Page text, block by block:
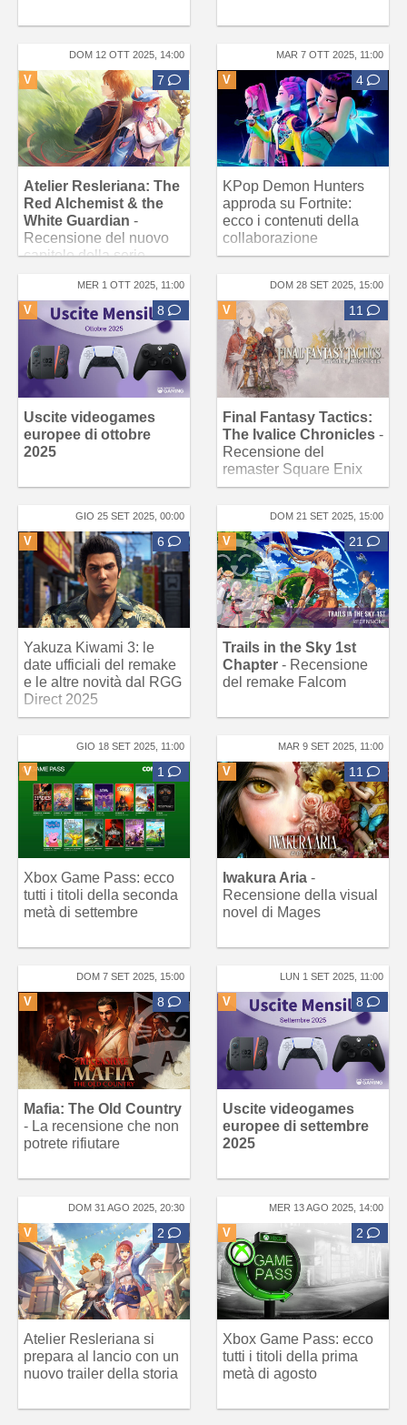
DOM 12 OTT 2025, 14:00
V 7
Atelier Resleriana: The
Red Alchemist & the
White Guardian -
Recensione del nuovo
capitolo della serie
MAR 7 OTT 2025, 11:00
V 4
KPop Demon Hunters
approda su Fortnite:
ecco i contenuti della
collaborazione
MER 1 OTT 2025, 11:00
V 8
Uscite videogames
europee di ottobre
2025
DOM 28 SET 2025, 15:00
V 11
Final Fantasy Tactics:
The Ivalice Chronicles -
Recensione del
remaster Square Enix
GIO 25 SET 2025, 00:00
V 6
Yakuza Kiwami 3: le
date ufficiali del remake
e le altre novità dal RGG
Direct 2025
DOM 21 SET 2025, 15:00
V 21
Trails in the Sky 1st
Chapter - Recensione
del remake Falcom
GIO 18 SET 2025, 11:00
V 1
Xbox Game Pass: ecco
tutti i titoli della seconda
metà di settembre
MAR 9 SET 2025, 11:00
V 11
Iwakura Aria -
Recensione della visual
novel di Mages
DOM 7 SET 2025, 15:00
V 8
Mafia: The Old Country
- La recensione che non
potrete rifiutare
LUN 1 SET 2025, 11:00
V 8
Uscite videogames
europee di settembre
2025
DOM 31 AGO 2025, 20:30
V 2
Atelier Resleriana si
prepara al lancio con un
nuovo trailer della storia
MER 13 AGO 2025, 14:00
V 2
Xbox Game Pass: ecco
tutti i titoli della prima
metà di agosto